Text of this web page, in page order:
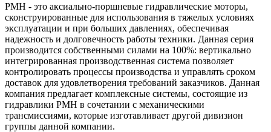
РМН - это аксиально-поршневые гидравлические моторы,
сконструированные для использования в тяжелых условиях
эксплуатации и при больших давлениях, обеспечивая
надежность и долговечность работы техники. Данная серия
производится собственными силами на 100%: вертикально
интегрированная производственная система позволяет
контролировать процессы производства и управлять сроком
доставок для удовлетворения требований заказчиков. Данная
компания предлагает комплексные системы, состоящие из
гидравлики РМН в сочетании с механическими
трансмиссиями, которые изготавливает другой дивизион
группы данной компании.